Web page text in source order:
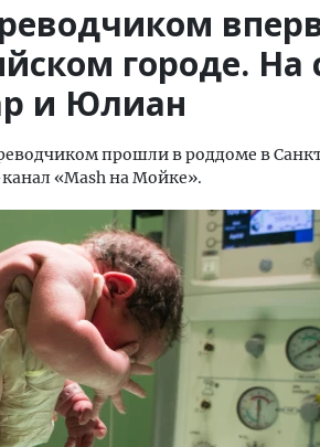
городе. На
и Юлиан
прошли в роддоме в
«Mash на Мойке».